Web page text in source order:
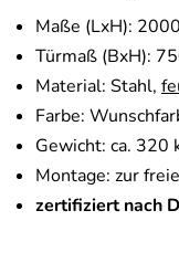
Maße (LxH):
Türmaß (BxH):
Material: Stahl,
Farbe:
Gewicht: ca. 320
Montage: zur
zertifiziert nach